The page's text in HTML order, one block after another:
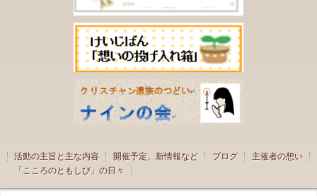
活動の主旨と主な内容 開催予定、新情報など ブログ
主催者の想い
「こころのともしび」の日々